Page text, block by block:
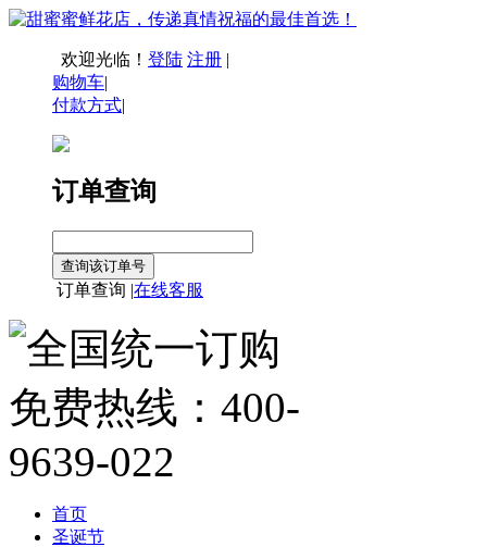
欢迎光临！ 登陆 注册 |
购物车|
付款方式|
订单查询
订单查询 |在线客服
首页
圣诞节